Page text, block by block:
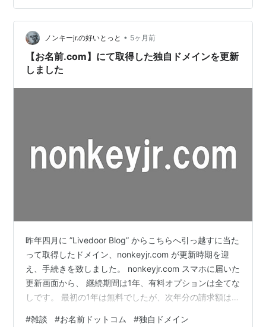
ンをポチり。 どうせ「取得済みです」って出るんでし
ょ……と思っていたら、画面に並んだのは驚きの光景でし
た。 .com はもちろん…
ノンキーjr.の好いとっと • 5ヶ月前
【お名前.com】にて取得した独自ドメインを更新
しました
昨年四月に ”Livedoor Blog” からこちらへ引っ越すに当た
って取得したドメイン、nonkeyjr.com が更新時期を迎
え、手続きを致しました。 nonkeyjr.com スマホに届いた
更新画面から、 継続期間は1年、有料オプションは全てな
しです。 最初の1年は無料でしたが、次年分の請求額は
#雑談 #お名前ドットコム #独自ドメイン